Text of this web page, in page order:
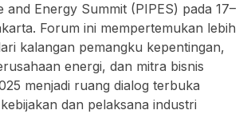
and Energy Summit (PIPES) pada 17–
Forum ini mempertemukan lebih
kalangan pemangku kepentingan,
energi, dan mitra bisnis
menjadi ruang dialog terbuka
dan pelaksana industri